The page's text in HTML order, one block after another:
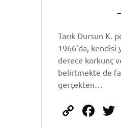
Tarık Dursun K.
1966’da, kendisi
derece korkunç
belirtmekte de
gerçekten…
Copy